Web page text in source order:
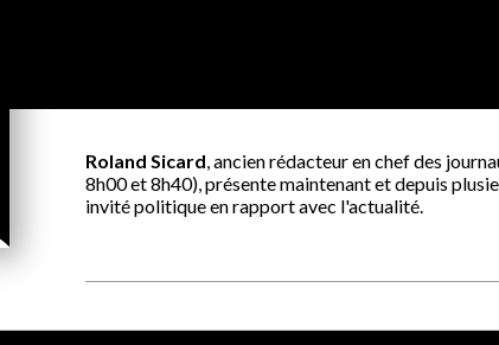
Roland Sicard, ancien rédacteur en chef des
8h00 et 8h40), présente maintenant et depuis
invité politique en rapport avec l'actualité.